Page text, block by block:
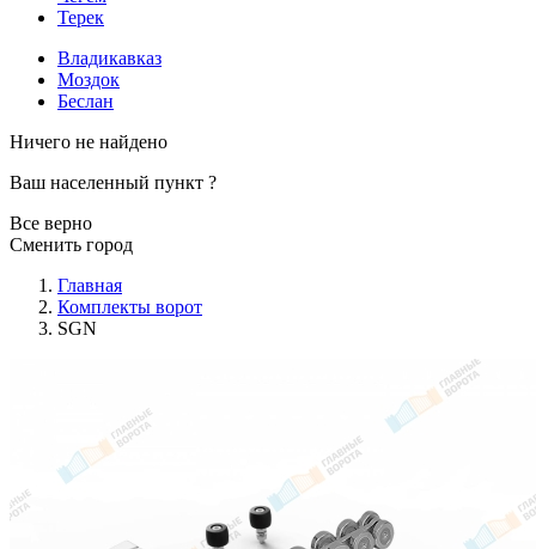
Терек
Владикавказ
Моздок
Беслан
Ничего не найдено
Ваш населенный пункт ?
Все верно
Сменить город
Главная
Комплекты ворот
SGN